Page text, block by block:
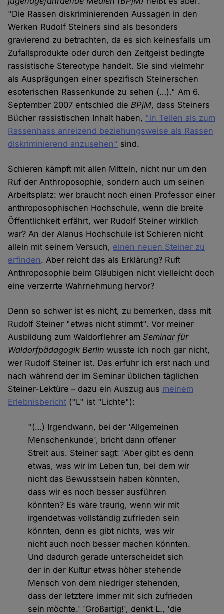
"Die Rassen diskriminierenden Aussagen in den
Werken Rudolf Steiners sind als besonders
gravierend zu betrachten, da es sich keinesfalls um
Zufallsprodukte oder durch den Zeitgeist bedingte
rassistische Stereotype handelt. Sie sind vielmehr
als Ausprägungen einer spezifisch Steinerschen
esoterischen Rassenkunde zu sehen (…)." Am 6.
September 2007 entschied dieBPjM, dass Steiners
Bücher rassistischen Inhalt haben, "in Teilen als zum
Rassenhass anreizend beziehungsweise als Rassen
diskriminierend anzusehen" sind.
Schieren kämpft mit allen Mitteln, nicht nur um den
Ruf der Anthroposophie, sondern auch um seinen
Arbeitsplatz: wer braucht noch einen Professor einer
anthroposophischen Hochschule, wenn die breite
Öffentlichkeit erfährt, wer Rudolf Steiner wirklich
war? An der Alanus Hochschule ist Schieren nicht
allein mit seinem Versuch, einen neuen Steiner zu
erfinden. Aber reicht das als Erklärung? Ruft
Anthroposophie beim Gläubigen nicht vielleicht doch
eine verzerrte Wahrnehmung hervor?
Denn so schwer ist es nicht, zu bemerken, dass mit
Rudolf Steiner "etwas nicht stimmt". Vor meiner
Ausbildung zum Waldorflehrer amSeminar für
Waldorfpädagogik Berlin wusste ich noch gar nicht,
wer Rudolf Steiner ist. Das erfuhr ich erst nach und
nach während der im Seminar üblichen täglichen
Steiner-Lektüre – dazu ein Auszug aus meinem
Erlebnisbericht ("L" ist "Lichte"):
"(…) Irgendwann, bei der 'Allgemeinen
Menschenkunde', bricht dann offener
Streit aus. Steiner sagt: 'Aber gibt es denn
etwas, was wir im Leben tun, bei dem wir
nicht das Bewusstsein haben könnten,
dass wir es noch besser ausführen
könnten? Es wäre traurig, wenn wir mit
irgendetwas vollständig zufrieden sein
könnten, denn es gibt nichts, was wir
nicht auch noch besser machen könnten.
Und dadurch gerade unterscheidet sich
der in der Kultur etwas höher stehende
Mensch von dem niedriger stehenden,
dass der letztere immer mit sich zufrieden
sein möchte.' 'Großartig!', denkt L., 'die